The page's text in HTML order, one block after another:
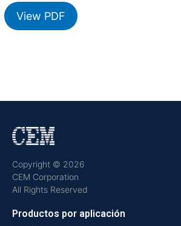
View PDF
Copyright © 2026
CEM Corporation
All Rights Reserved
Productos por aplicación